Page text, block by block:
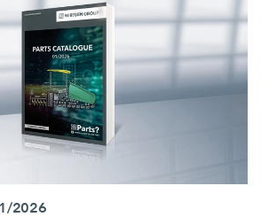
2026